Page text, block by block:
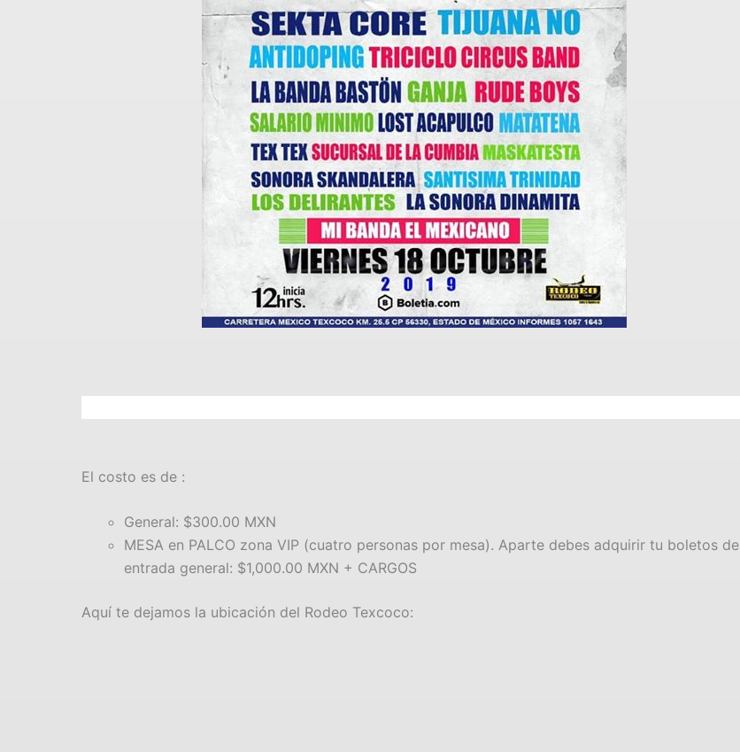
El costo es de :
General: $300.00 MXN
MESA en PALCO zona VIP (cuatro personas por mesa). Aparte debes adquirir tu boletos de
entrada general: $1,000.00 MXN + CARGOS
Aquí te dejamos la ubicación del Rodeo Texcoco: